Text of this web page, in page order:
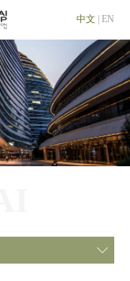
中文 EN
